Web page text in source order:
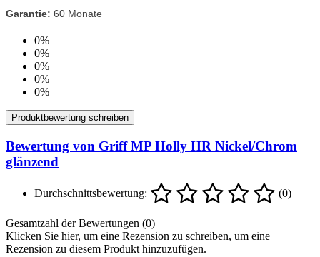
Garantie: 60 Monate
0%
0%
0%
0%
0%
Produktbewertung schreiben
Bewertung von Griff MP Holly HR Nickel/Chrom
glänzend
Durchschnittsbewertung: (0)
Gesamtzahl der Bewertungen (0)
Klicken Sie hier, um eine Rezension zu schreiben, um eine
Rezension zu diesem Produkt hinzuzufügen.